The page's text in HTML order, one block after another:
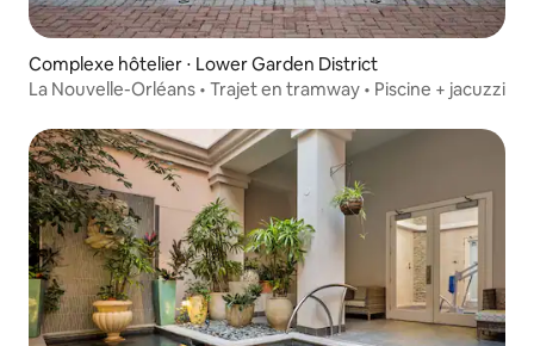
Complexe hôtelier ⋅ Lower Garden District
La Nouvelle-Orléans • Trajet en tramway • Piscine + jacuzzi